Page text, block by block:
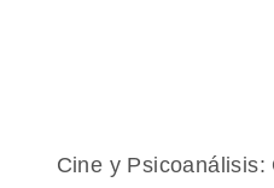
Cine y Psicoanálisis: